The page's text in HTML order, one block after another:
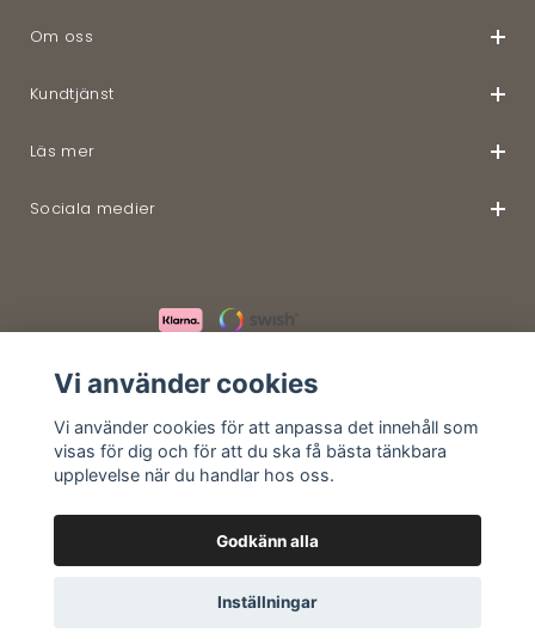
Om oss
Kundtjänst
Läs mer
Sociala medier
Vi använder cookies
Vi använder cookies för att anpassa det innehåll som
visas för dig och för att du ska få bästa tänkbara
upplevelse när du handlar hos oss.
Godkänn alla
Inställningar